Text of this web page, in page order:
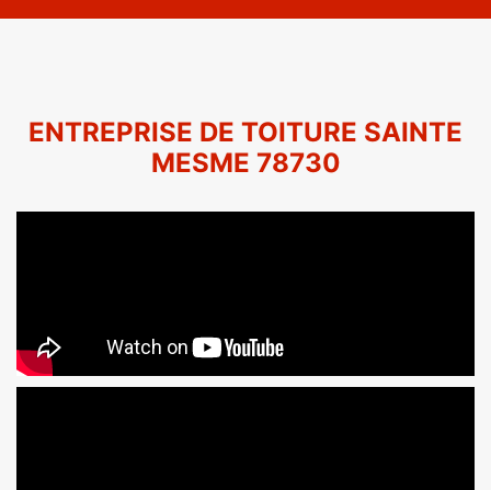
ENTREPRISE DE TOITURE SAINTE
MESME 78730